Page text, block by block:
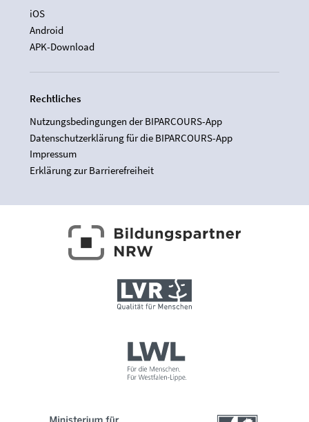
iOS
Android
APK-Download
Rechtliches
Nutzungsbedingungen der BIPARCOURS-App
Datenschutzerklärung für die BIPARCOURS-App
Impressum
Erklärung zur Barrierefreiheit